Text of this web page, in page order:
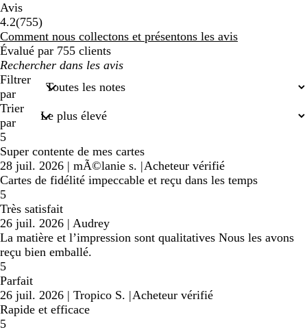
Avis
4.2(755755
avis
)
Comment nous collectons et présentons les avis
Évalué par 755 clients
Mes
recherches
saisies
Filtrer
par
Trier
par
5
Super contente de mes cartes
28 juil. 2026 | mÃ©lanie s. |Acheteur vérifié
Cartes de fidélité impeccable et reçu dans les temps
5
Très satisfait
26 juil. 2026 | Audrey
La matière et l’impression sont qualitatives Nous les avons
reçu bien emballé.
5
Parfait
26 juil. 2026 | Tropico S. |Acheteur vérifié
Rapide et efficace
5